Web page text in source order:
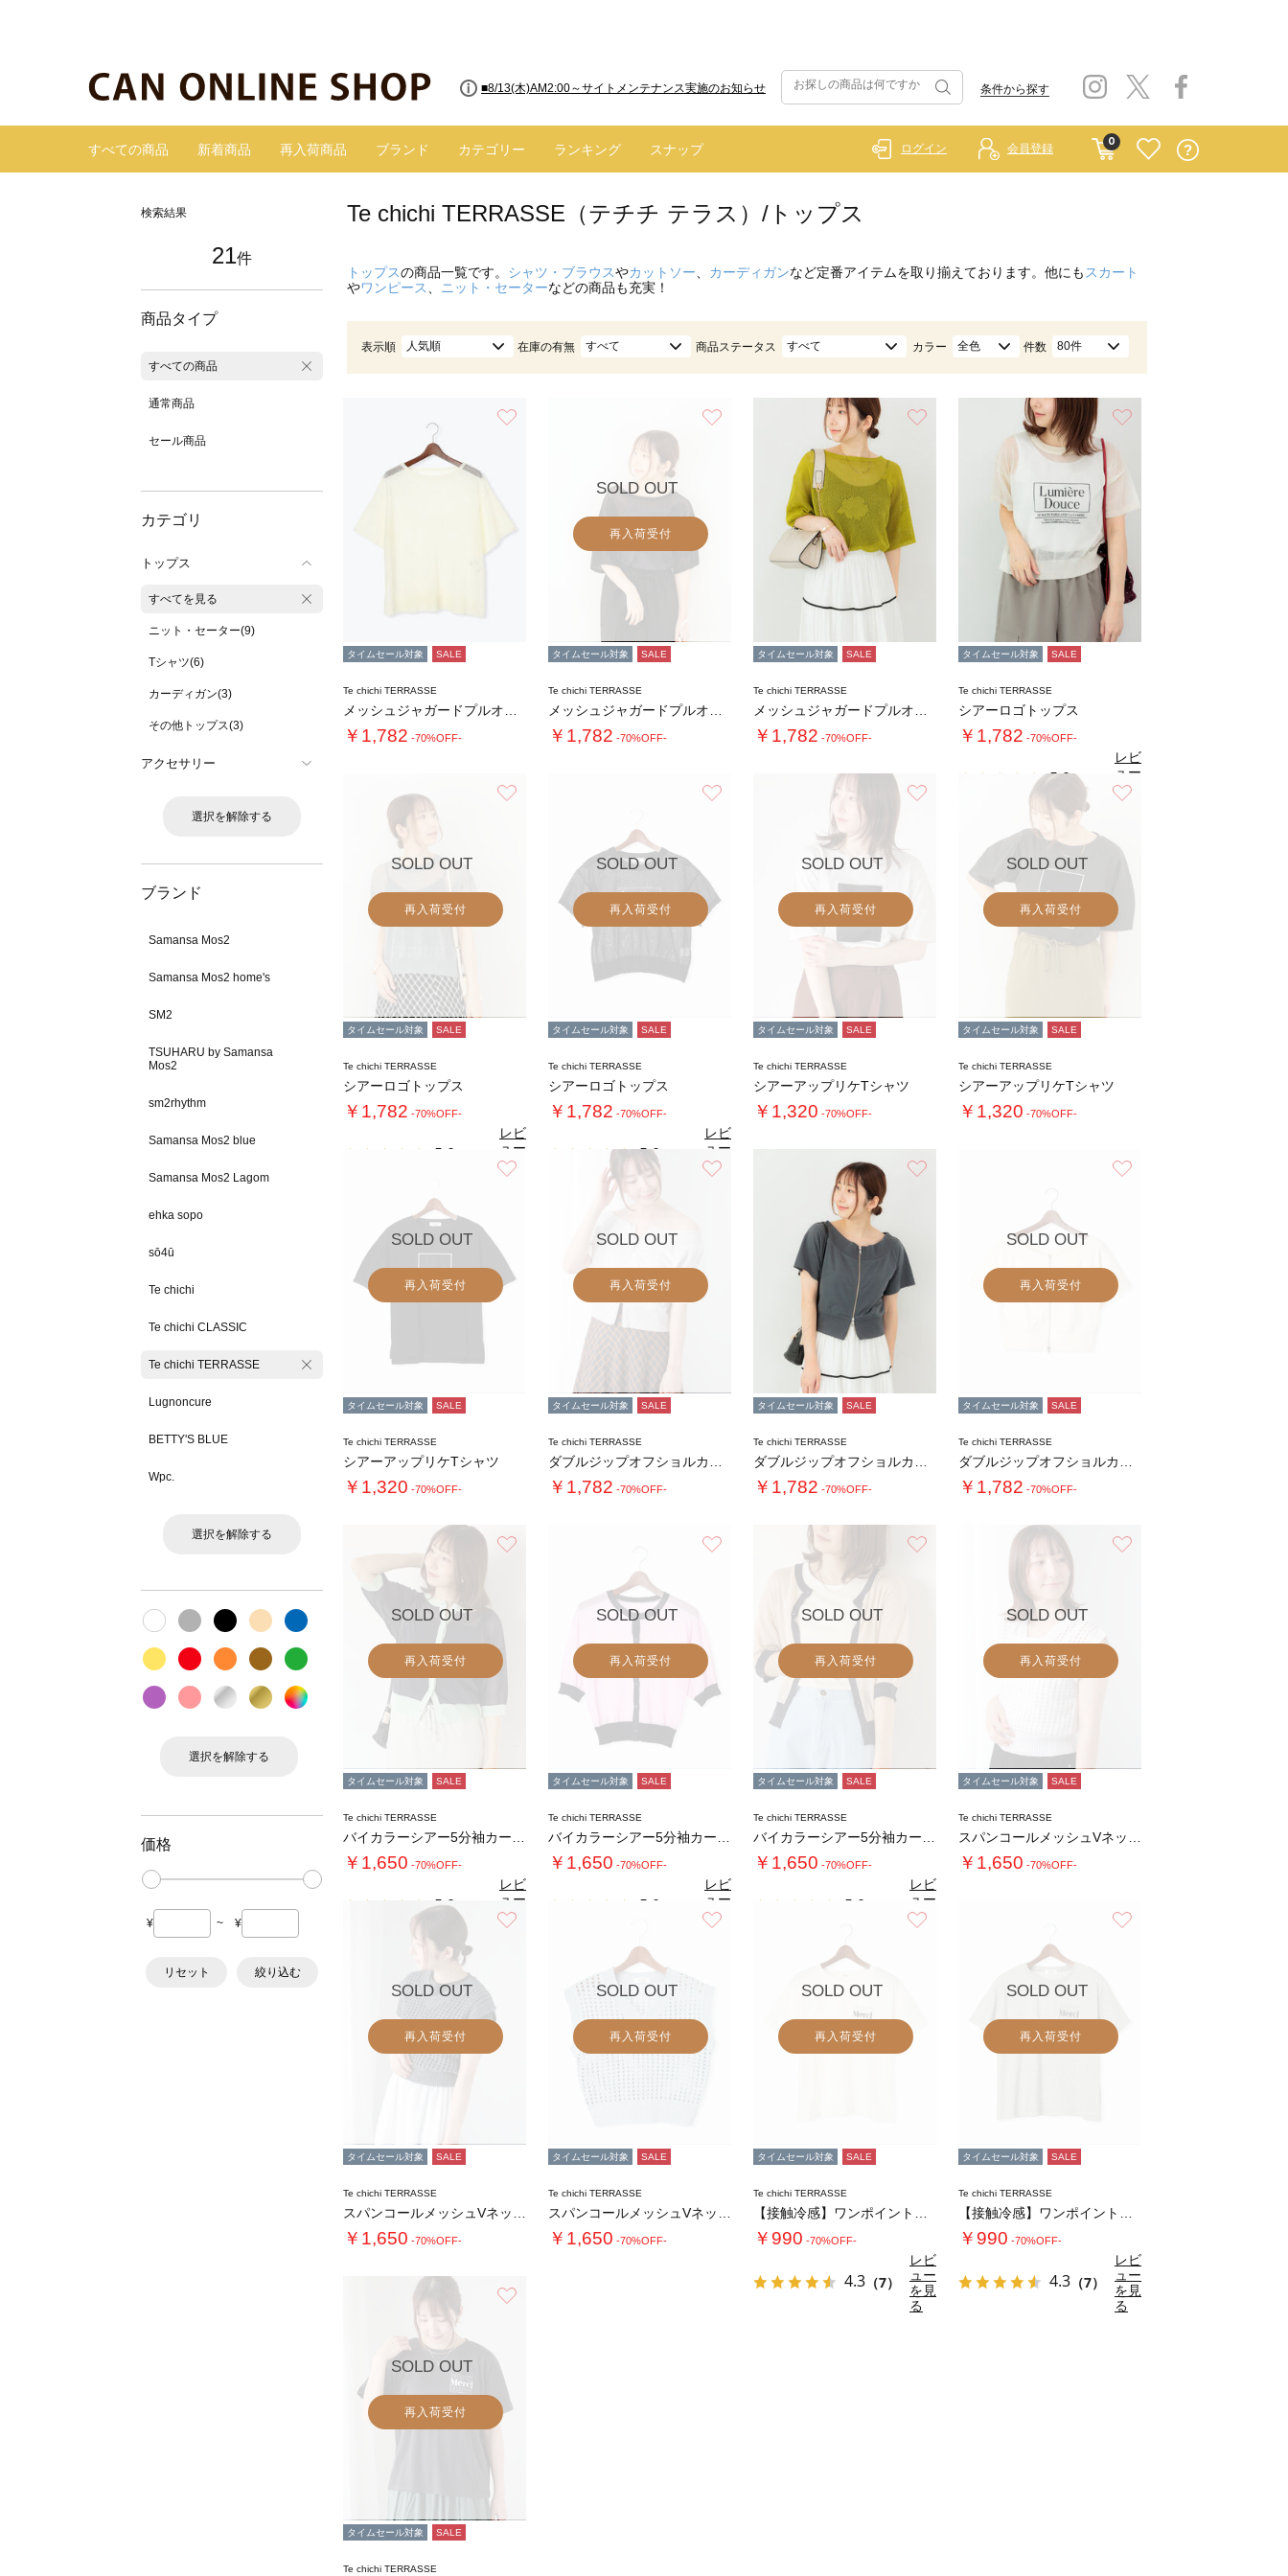
■8/13(木)AM2:00～サイトメンテナンス実施のお知らせ 条件から探す
すべての商品 新着商品 再入荷商品 ブランド カテゴリー ランキング スナップ
0
ログイン 会員登録
検索結果
21件
商品タイプ
すべての商品
通常商品
セール商品
カテゴリ
トップス
すべてを見る
ニット・セーター(9)
Tシャツ(6)
カーディガン(3)
その他トップス(3)
アクセサリー
選択を解除する
ブランド
Samansa Mos2
Samansa Mos2 home's
SM2
TSUHARU by Samansa
Mos2
sm2rhythm
Samansa Mos2 blue
Samansa Mos2 Lagom
ehka sopo
sō4ū
Te chichi
Te chichi CLASSIC
Te chichi TERRASSE
Lugnoncure
BETTY'S BLUE
Wpc.
選択を解除する
選択を解除する
価格
¥ ~ ¥
リセット 絞り込む
Te chichi TERRASSE（テチチ テラス）/トップス
トップスの商品一覧です。 シャツ・ブラウスやカットソー カーディガンなど定番アイテムを取り揃えております。他にも スカート
やワンピース ニット・セーターなどの商品も充実！
表示順 人気順 在庫の有無 すべて 商品ステータス すべて カラー 全色 件数 80件
タイムセール対象 SALE
Te chichi TERRASSE
￥1,782 -70%OFF-
SOLD OUT
再入荷受付
タイムセール対象 SALE
Te chichi TERRASSE
￥1,782 -70%OFF-
タイムセール対象 SALE
Te chichi TERRASSE
￥1,782 -70%OFF-
タイムセール対象 SALE
Te chichi TERRASSE
シアーロゴトップス
￥1,782 -70%OFF-
5.0（1）
レビ
ュー
を見
る
SOLD OUT
再入荷受付
タイムセール対象 SALE
Te chichi TERRASSE
シアーロゴトップス
￥1,782 -70%OFF-
5.0
レビ
ュー
を見
る
SOLD OUT
再入荷受付
タイムセール対象 SALE
Te chichi TERRASSE
シアーロゴトップス
￥1,782 -70%OFF-
5.0
レビ
ュー
を見
る
SOLD OUT
再入荷受付
タイムセール対象 SALE
Te chichi TERRASSE
シアーアップリケTシャツ
￥1,320 -70%OFF-
SOLD OUT
再入荷受付
タイムセール対象 SALE
Te chichi TERRASSE
シアーアップリケTシャツ
￥1,320 -70%OFF-
SOLD OUT
再入荷受付
タイムセール対象 SALE
Te chichi TERRASSE
シアーアップリケTシャツ
￥1,320 -70%OFF-
SOLD OUT
再入荷受付
タイムセール対象 SALE
Te chichi TERRASSE
￥1,782 -70%OFF-
タイムセール対象 SALE
Te chichi TERRASSE
￥1,782 -70%OFF-
SOLD OUT
再入荷受付
タイムセール対象 SALE
Te chichi TERRASSE
￥1,782 -70%OFF-
SOLD OUT
再入荷受付
タイムセール対象 SALE
Te chichi TERRASSE
￥1,650 -70%OFF-
5.0（1）
レビ
ュー
を見
る
SOLD OUT
再入荷受付
タイムセール対象 SALE
Te chichi TERRASSE
￥1,650 -70%OFF-
5.0
レビ
ュー
を見
る
SOLD OUT
再入荷受付
タイムセール対象 SALE
Te chichi TERRASSE
￥1,650 -70%OFF-
5.0
レビ
ュー
を見
る
SOLD OUT
再入荷受付
タイムセール対象 SALE
Te chichi TERRASSE
￥1,650 -70%OFF-
SOLD OUT
再入荷受付
タイムセール対象 SALE
Te chichi TERRASSE
￥1,650 -70%OFF-
SOLD OUT
再入荷受付
タイムセール対象 SALE
Te chichi TERRASSE
￥1,650 -70%OFF-
SOLD OUT
再入荷受付
タイムセール対象 SALE
Te chichi TERRASSE
￥990 -70%OFF-
4.3 （7）
レビ
ュー
を見
る
SOLD OUT
再入荷受付
タイムセール対象 SALE
Te chichi TERRASSE
￥990 -70%OFF-
4.3 （7）
レビ
ュー
を見
る
SOLD OUT
再入荷受付
タイムセール対象 SALE
Te chichi TERRASSE